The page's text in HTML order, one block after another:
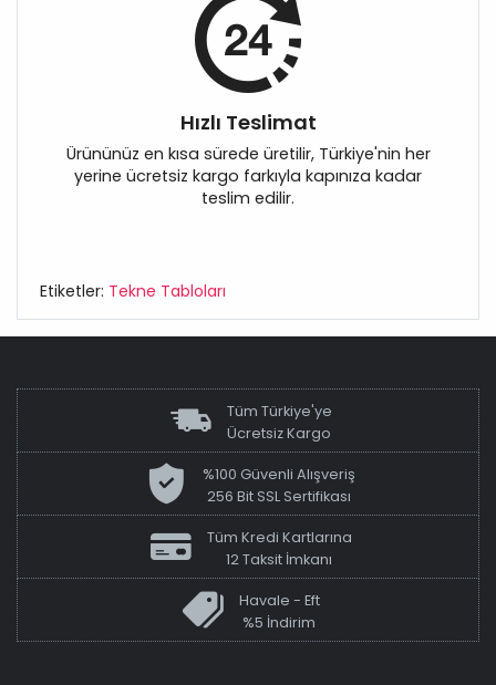
Hızlı Teslimat
Ürününüz en kısa sürede üretilir, Türkiye'nin her
yerine ücretsiz kargo farkıyla kapınıza kadar
teslim edilir.
Etiketler: Tekne Tabloları
Tüm Türkiye'ye
Ücretsiz Kargo
%100 Güvenli Alışveriş
256 Bit SSL Sertifikası
Tüm Kredi Kartlarına
12 Taksit İmkanı
Havale - Eft
%5 İndirim